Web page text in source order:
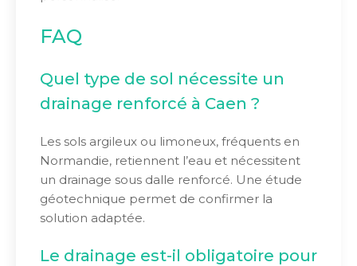
FAQ
Quel type de sol nécessite un
drainage renforcé à Caen ?
Les sols argileux ou limoneux, fréquents en
Normandie, retiennent l’eau et nécessitent
un drainage sous dalle renforcé. Une étude
géotechnique permet de confirmer la
solution adaptée.
Le drainage est-il obligatoire pour